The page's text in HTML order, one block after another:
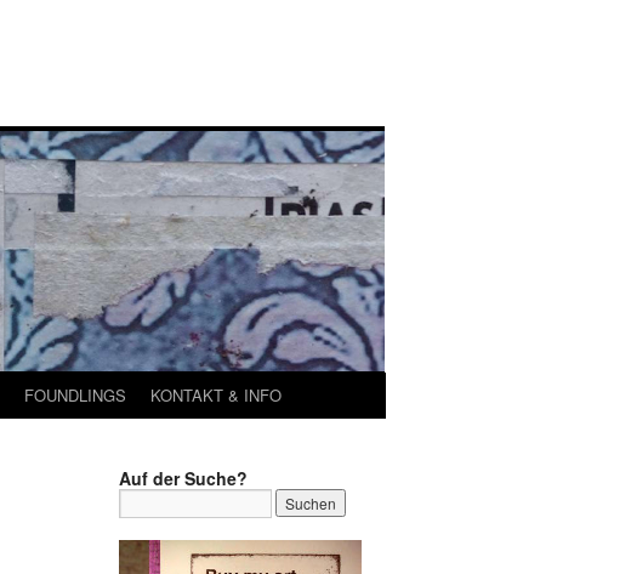
FOUNDLINGS KONTAKT & INFO
Auf der Suche?